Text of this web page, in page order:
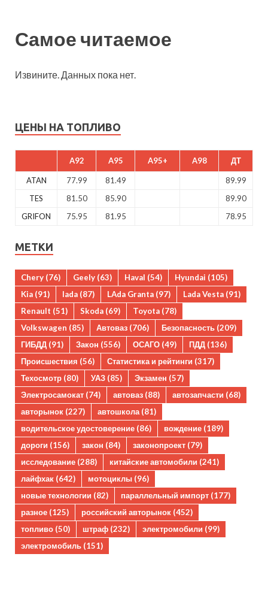
Самое читаемое
Извините. Данных пока нет.
ЦЕНЫ НА ТОПЛИВО
A92 A95 A95+ A98 ДТ
ATAN 77.99 81.49
89.99
TES
81.50 85.90
89.90
GRIFON
75.95 81.95 78.95
МЕТКИ
Chery (76) Geely (63) Haval (54) Hyundai (105)
Kia (91) lada (87) LAda Granta (97) Lada Vesta (91)
Renault (51) Skoda (69) Toyota (78)
Volkswagen (85) Автоваз (706) Безопасность (209)
ГИБДД (91) Закон (556) ОСАГО (49) ПДД (136)
Происшествия (56) Статистика и рейтинги (317)
Техосмотр (80) УАЗ (85) Экзамен (57)
Электросамокат (74) автоваз (88) автозапчасти (68)
авторынок (227) автошкола(81)
водительское удостоверение (86) вождение (189)
дороги (156) закон (84) законопроект (79)
исследование (288) китайские автомобили (241)
лайфхак (642) мотоциклы (96)
новые технологии (82) параллельный импорт (177)
разное (125) российский авторынок (452)
топливо (50) штраф (232) электромобили (99)
электромобиль (151)